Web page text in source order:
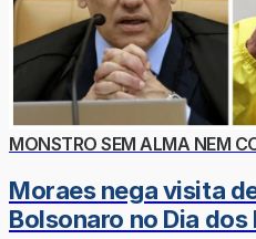
MONSTRO SEM ALMA NEM
Moraes nega visita
Bolsonaro no Dia dos